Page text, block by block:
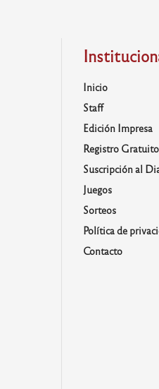
Inicio
Staff
Edición Impresa
Registro
Suscripción al
Juegos
Sorteos
Política de
Contacto